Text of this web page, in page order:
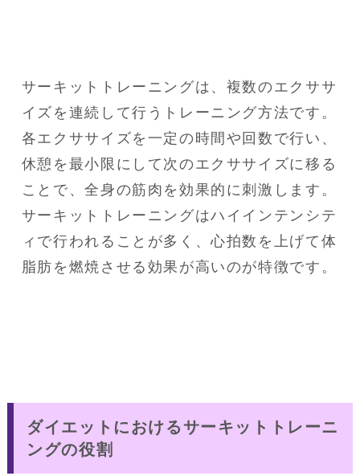
サーキットトレーニングは、複数のエクササ
イズを連続して行うトレーニング方法です。
各エクササイズを一定の時間や回数で行い、
休憩を最小限にして次のエクササイズに移る
ことで、全身の筋肉を効果的に刺激します。
サーキットトレーニングはハイインテンシテ
ィで行われることが多く、心拍数を上げて体
脂肪を燃焼させる効果が高いのが特徴です。
ダイエットにおけるサーキットトレーニ
ングの役割